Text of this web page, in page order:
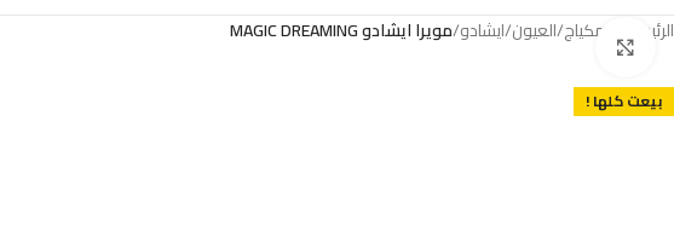
الرئيسية المكياج/العيون/ايشادو/مويرا ايشادو MAGIC DREAMING
بيعت كلها !
Click to enlarge